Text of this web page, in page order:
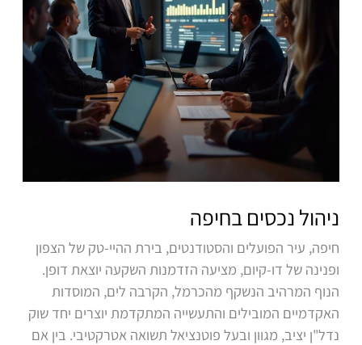
ניהול נכסים בחיפה
חיפה, עיר הפועלים והסטודנטים, בירת ההיי-טק של הצפון
ופנינה של דו-קיום, מציעה הזדמנות השקעה יוצאת דופן.
הנוף המרהיב הנשקף מהכרמל, הקרבה לים, המוסדות
האקדמיים המובילים והתעשייה המתקדמת יוצרים יחד שוק
נדל"ן יציב, מגוון ובעל פוטנציאל תשואה אטרקטיבי. בין אם